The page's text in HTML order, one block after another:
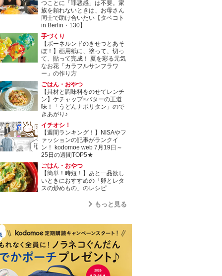
つことに「罪悪感」は不要。家
族を頼れないときは、お母さん
同士で助け合いたい【タベコト
in Berlin・130】
手づくり
【ボーネルンドのきせつとあそ
ぼ！】画用紙に、塗って、切っ
て、貼って完成！ 夏を彩る元気
なお花「カラフルサンフラワ
ー」の作り方
ごはん・おやつ
【具材と調味料をのせてレンチ
ン】ケチャップ×バターの王道
味！「うどんナポリタン」ので
きあがり♪
イチオシ！
【週間ランキング！】NISAやフ
ァッションの記事がランクイ
ン！ kodomoe web 7月19日～
25日の週間TOP5★
ごはん・おやつ
【簡単！時短！】あと一品欲し
いときにおすすめの「卵とレタ
スの炒めもの」のレシピ
もっと見る